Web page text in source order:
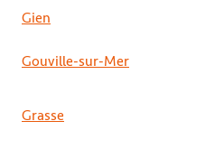
Gien
Gouville-sur-Mer
Grasse